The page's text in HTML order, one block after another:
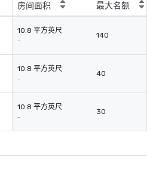
房间面积 最大名额
10.8 平方英尺
-
140
10.8 平方英尺
-
40
10.8 平方英尺
-
30